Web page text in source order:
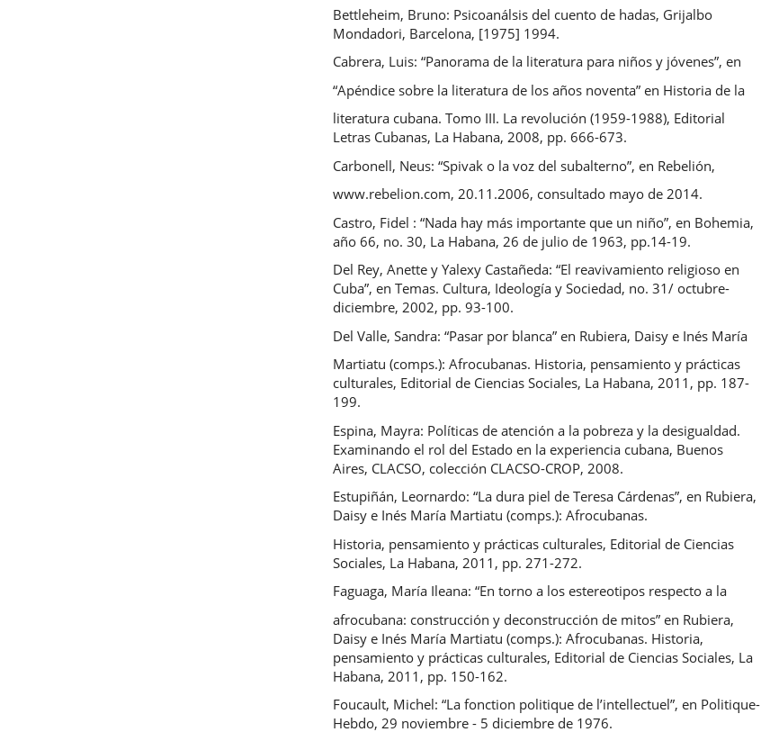
Bettleheim, Bruno: Psicoanálsis del cuento de hadas, Grijalbo
Mondadori, Barcelona, [1975] 1994.
Cabrera, Luis: “Panorama de la literatura para niños y jóvenes”, en
“Apéndice sobre la literatura de los años noventa” en Historia de la
literatura cubana. Tomo III. La revolución (1959-1988), Editorial
Letras Cubanas, La Habana, 2008, pp. 666-673.
Carbonell, Neus: “Spivak o la voz del subalterno”, en Rebelión,
www.rebelion.com, 20.11.2006, consultado mayo de 2014.
Castro, Fidel : “Nada hay más importante que un niño”, en Bohemia,
año 66, no. 30, La Habana, 26 de julio de 1963, pp.14-19.
Del Rey, Anette y Yalexy Castañeda: “El reavivamiento religioso en
Cuba”, en Temas. Cultura, Ideología y Sociedad, no. 31/ octubre-
diciembre, 2002, pp. 93-100.
Del Valle, Sandra: “Pasar por blanca” en Rubiera, Daisy e Inés María
Martiatu (comps.): Afrocubanas. Historia, pensamiento y prácticas
culturales, Editorial de Ciencias Sociales, La Habana, 2011, pp. 187-
199.
Espina, Mayra: Políticas de atención a la pobreza y la desigualdad.
Examinando el rol del Estado en la experiencia cubana, Buenos
Aires, CLACSO, colección CLACSO-CROP, 2008.
Estupiñán, Leornardo: “La dura piel de Teresa Cárdenas”, en Rubiera,
Daisy e Inés María Martiatu (comps.): Afrocubanas.
Historia, pensamiento y prácticas culturales, Editorial de Ciencias
Sociales, La Habana, 2011, pp. 271-272.
Faguaga, María Ileana: “En torno a los estereotipos respecto a la
afrocubana: construcción y deconstrucción de mitos” en Rubiera,
Daisy e Inés María Martiatu (comps.): Afrocubanas. Historia,
pensamiento y prácticas culturales, Editorial de Ciencias Sociales, La
Habana, 2011, pp. 150-162.
Foucault, Michel: “La fonction politique de l’intellectuel”, en Politique-
Hebdo, 29 noviembre - 5 diciembre de 1976.